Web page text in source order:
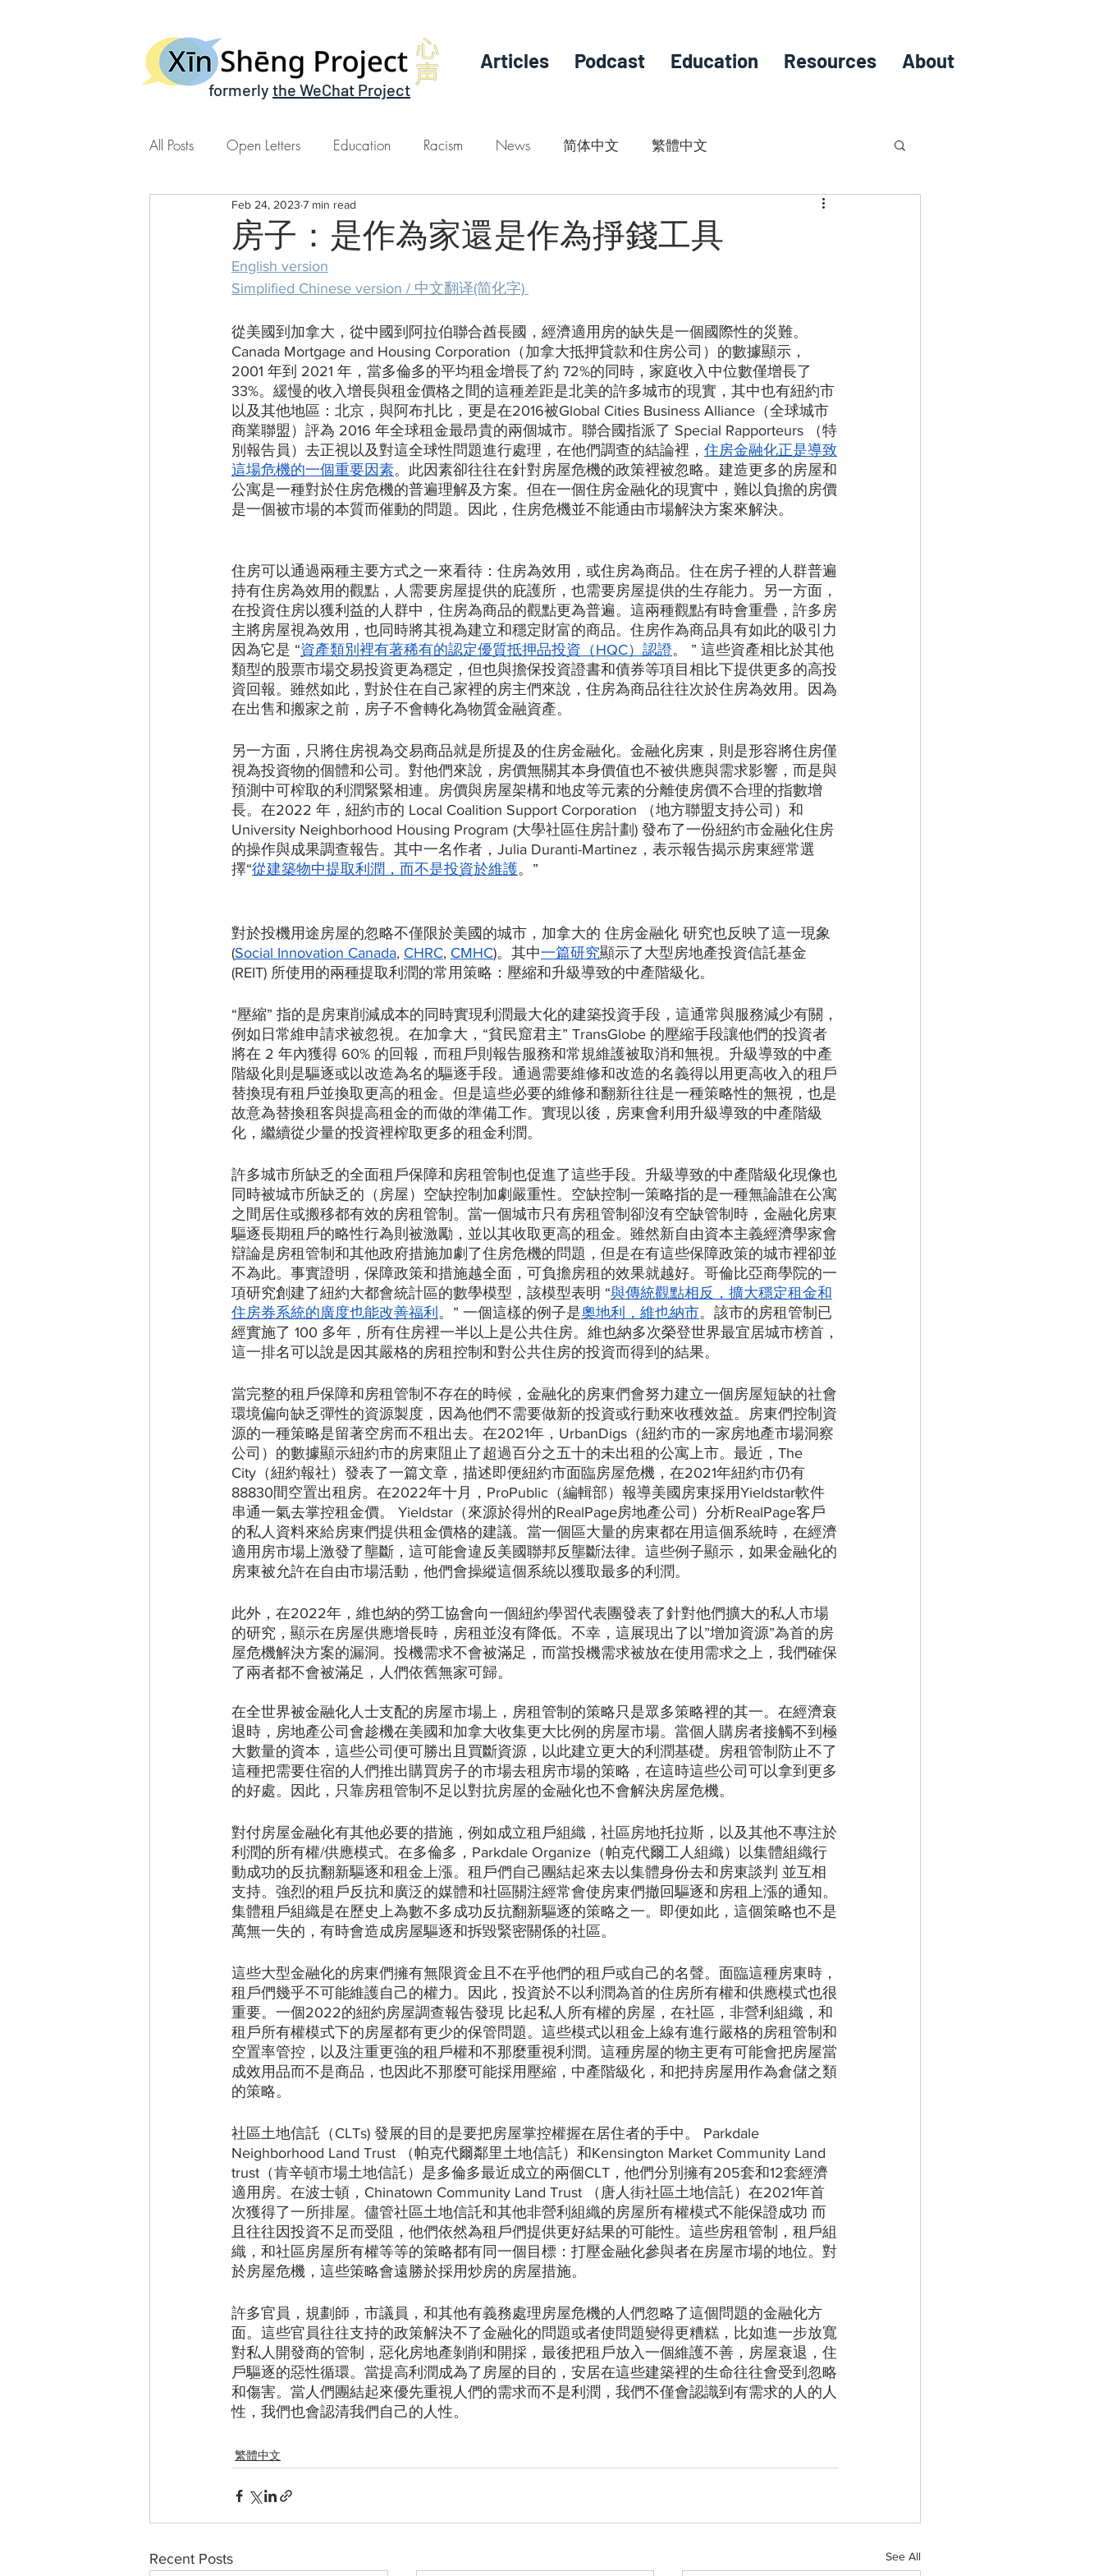
formerly the WeChat Project
Articles Podcast Education Resources About
All Posts Open Letters Education Racism News 简体中文 繁體中文
Xin Sheng Time | 心声时间
房子：是作為家還是作為掙錢工具
Feb 24, 2023 7 min read
English version
Simplified Chinese version / 中文翻译(简化字)
從美國到加拿大，從中國到阿拉伯聯合酋長國，經濟適用房的缺失是一個國際性的災難。
Canada Mortgage and Housing Corporation（加拿大抵押貸款和住房公司）的數據顯示，
2001 年到 2021 年，當多倫多的平均租金增長了約 72%的同時，家庭收入中位數僅增長了
33%。緩慢的收入增長與租金價格之間的這種差距是北美的許多城市的現實，其中也有紐約市
以及其他地區：北京，與阿布扎比，更是在2016被Global Cities Business Alliance（全球城市
商業聯盟）評為 2016 年全球租金最昂貴的兩個城市。聯合國指派了 Special Rapporteurs （特
別報告員）去正視以及對這全球性問題進行處理，在他們調查的結論裡， 住房金融化正是導致
這場危機的一個重要因素。此因素卻往往在針對房屋危機的政策裡被忽略。建造更多的房屋和
公寓是一種對於住房危機的普遍理解及方案。但在一個住房金融化的現實中，難以負擔的房價
是一個被市場的本質而催動的問題。因此，住房危機並不能通由市場解決方案來解決。
住房可以通過兩種主要方式之一來看待：住房為效用，或住房為商品。住在房子裡的人群普遍
持有住房為效用的觀點，人需要房屋提供的庇護所，也需要房屋提供的生存能力。另一方面，
在投資住房以獲利益的人群中，住房為商品的觀點更為普遍。這兩種觀點有時會重疊，許多房
主將房屋視為效用，也同時將其視為建立和穩定財富的商品。住房作為商品具有如此的吸引力
因為它是 “資產類別裡有著稀有的認定優質抵押品投資（HQC）認證。 ” 這些資產相比於其他
類型的股票市場交易投資更為穩定，但也與擔保投資證書和債券等項目相比下提供更多的高投
資回報。雖然如此，對於住在自己家裡的房主們來說，住房為商品往往次於住房為效用。因為
在出售和搬家之前，房子不會轉化為物質金融資產。
另一方面，只將住房視為交易商品就是所提及的住房金融化。金融化房東，則是形容將住房僅
視為投資物的個體和公司。對他們來說，房價無關其本身價值也不被供應與需求影響，而是與
預測中可榨取的利潤緊緊相連。房價與房屋架構和地皮等元素的分離使房價不合理的指數增
長。在2022 年，紐約市的 Local Coalition Support Corporation （地方聯盟支持公司）和
University Neighborhood Housing Program (大學社區住房計劃) 發布了一份紐約市金融化住房
的操作與成果調查報告。其中一名作者，Julia Duranti-Martinez，表示報告揭示房東經常選
擇“從建築物中提取利潤，而不是投資於維護。”
對於投機用途房屋的忽略不僅限於美國的城市，加拿大的 住房金融化 研究也反映了這一現象
(Social Innovation Canada, CHRC, CMHC)。其中一篇研究顯示了大型房地產投資信託基金
(REIT) 所使用的兩種提取利潤的常用策略：壓縮和升級導致的中產階級化。
“壓縮” 指的是房東削減成本的同時實現利潤最大化的建築投資手段，這通常與服務減少有關，
例如日常維申請求被忽視。在加拿大，“貧民窟君主” TransGlobe 的壓縮手段讓他們的投資者
將在 2 年內獲得 60% 的回報，而租戶則報告服務和常規維護被取消和無視。升級導致的中產
階級化則是驅逐或以改造為名的驅逐手段。通過需要維修和改造的名義得以用更高收入的租戶
替換現有租戶並換取更高的租金。但是這些必要的維修和翻新往往是一種策略性的無視，也是
故意為替換租客與提高租金的而做的準備工作。實現以後，房東會利用升級導致的中產階級
化，繼續從少量的投資裡榨取更多的租金利潤。
許多城市所缺乏的全面租戶保障和房租管制也促進了這些手段。升級導致的中產階級化現像也
同時被城市所缺乏的（房屋）空缺控制加劇嚴重性。空缺控制一策略指的是一種無論誰在公寓
之間居住或搬移都有效的房租管制。當一個城市只有房租管制卻沒有空缺管制時，金融化房東
驅逐長期租戶的略性行為則被激勵，並以其收取更高的租金。雖然新自由資本主義經濟學家會
辯論是房租管制和其他政府措施加劇了住房危機的問題，但是在有這些保障政策的城市裡卻並
不為此。事實證明，保障政策和措施越全面，可負擔房租的效果就越好。哥倫比亞商學院的一
項研究創建了紐約大都會統計區的數學模型，該模型表明 “與傳統觀點相反，擴大穩定租金和
住房券系統的廣度也能改善福利 。” 一個這樣的例子是奧地利，維也納市。該市的房租管制已
經實施了 100 多年，所有住房裡一半以上是公共住房。維也納多次榮登世界最宜居城市榜首，
這一排名可以說是因其嚴格的房租控制和對公共住房的投資而得到的結果。
當完整的租戶保障和房租管制不存在的時候，金融化的房東們會努力建立一個房屋短缺的社會
環境偏向缺乏彈性的資源製度，因為他們不需要做新的投資或行動來收穫效益。房東們控制資
源的一種策略是留著空房而不租出去。在2021年，UrbanDigs（紐約市的一家房地產市場洞察
公司）的數據顯示紐約市的房東阻止了超過百分之五十的未出租的公寓上市。最近，The
City（紐約報社）發表了一篇文章，描述即便紐約市面臨房屋危機，在2021年紐約市仍有
88830間空置出租房。在2022年十月，ProPublic（編輯部）報導美國房東採用Yieldstar軟件
串通一氣去掌控租金價。 Yieldstar（來源於得州的RealPage房地產公司）分析RealPage客戶
的私人資料來給房東們提供租金價格的建議。當一個區大量的房東都在用這個系統時，在經濟
適用房市場上激發了壟斷，這可能會違反美國聯邦反壟斷法律。這些例子顯示，如果金融化的
房東被允許在自由市場活動，他們會操縱這個系統以獲取最多的利潤。
此外，在2022年，維也納的勞工協會向一個紐約學習代表團發表了針對他們擴大的私人市場
的研究，顯示在房屋供應增長時，房租並沒有降低。不幸，這展現出了以”增加資源”為首的房
屋危機解決方案的漏洞。投機需求不會被滿足，而當投機需求被放在使用需求之上，我們確保
了兩者都不會被滿足，人們依舊無家可歸。
在全世界被金融化人士支配的房屋市場上，房租管制的策略只是眾多策略裡的其一。在經濟衰
退時，房地產公司會趁機在美國和加拿大收集更大比例的房屋市場。當個人購房者接觸不到極
大數量的資本，這些公司便可勝出且買斷資源，以此建立更大的利潤基礎。房租管制防止不了
這種把需要住宿的人們推出購買房子的市場去租房市場的策略，在這時這些公司可以拿到更多
的好處。因此，只靠房租管制不足以對抗房屋的金融化也不會解決房屋危機。
對付房屋金融化有其他必要的措施，例如成立租戶組織，社區房地托拉斯，以及其他不專注於
利潤的所有權/供應模式。在多倫多，Parkdale Organize（帕克代爾工人組織）以集體組織行
動成功的反抗翻新驅逐和租金上漲。租戶們自己團結起來去以集體身份去和房東談判 並互相
支持。強烈的租戶反抗和廣泛的媒體和社區關注經常會使房東們撤回驅逐和房租上漲的通知。
集體租戶組織是在歷史上為數不多成功反抗翻新驅逐的策略之一。即便如此，這個策略也不是
萬無一失的，有時會造成房屋驅逐和拆毀緊密關係的社區。
這些大型金融化的房東們擁有無限資金且不在乎他們的租戶或自己的名聲。面臨這種房東時，
租戶們幾乎不可能維護自己的權力。因此，投資於不以利潤為首的住房所有權和供應模式也很
重要。一個2022的紐約房屋調查報告發現 比起私人所有權的房屋，在社區，非營利組織，和
租戶所有權模式下的房屋都有更少的保管問題。這些模式以租金上線有進行嚴格的房租管制和
空置率管控，以及注重更強的租戶權和不那麼重視利潤。這種房屋的物主更有可能會把房屋當
成效用品而不是商品，也因此不那麼可能採用壓縮，中產階級化，和把持房屋用作為倉儲之類
的策略。
社區土地信託（CLTs) 發展的目的是要把房屋掌控權握在居住者的手中。 Parkdale
Neighborhood Land Trust （帕克代爾鄰里土地信託）和Kensington Market Community Land
trust（肯辛頓市場土地信託）是多倫多最近成立的兩個CLT，他們分別擁有205套和12套經濟
適用房。在波士頓，Chinatown Community Land Trust （唐人街社區土地信託）在2021年首
次獲得了一所排屋。儘管社區土地信託和其他非營利組織的房屋所有權模式不能保證成功 而
且往往因投資不足而受阻，他們依然為租戶們提供更好結果的可能性。這些房租管制，租戶組
織，和社區房屋所有權等等的策略都有同一個目標：打壓金融化參與者在房屋市場的地位。對
於房屋危機，這些策略會遠勝於採用炒房的房屋措施。
許多官員，規劃師，市議員，和其他有義務處理房屋危機的人們忽略了這個問題的金融化方
面。這些官員往往支持的政策解決不了金融化的問題或者使問題變得更糟糕，比如進一步放寬
對私人開發商的管制，惡化房地產剝削和開採，最後把租戶放入一個維護不善，房屋衰退，住
戶驅逐的惡性循環。當提高利潤成為了房屋的目的，安居在這些建築裡的生命往往會受到忽略
和傷害。當人們團結起來優先重視人們的需求而不是利潤，我們不僅會認識到有需求的人的人
性，我們也會認清我們自己的人性。
繁體中文
Recent Posts See All